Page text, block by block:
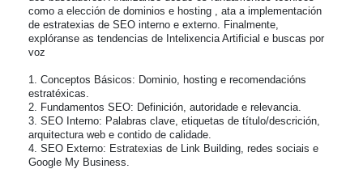
como a elección de dominios e hosting , ata a implementación
de estratexias de SEO interno e externo. Finalmente,
explóranse as tendencias de Intelixencia Artificial e buscas por
voz
1. Conceptos Básicos: Dominio, hosting e recomendacións
estratéxicas.
2. Fundamentos SEO: Definición, autoridade e relevancia.
3. SEO Interno: Palabras clave, etiquetas de título/descrición,
arquitectura web e contido de calidade.
4. SEO Externo: Estratexias de Link Building, redes sociais e
Google My Business.